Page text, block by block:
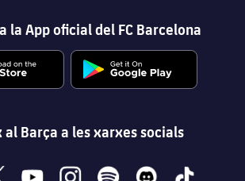
la App oficial del FC Barcelona
al Barça a les xarxes socials
youtubeinstagramspotify discord tiktok